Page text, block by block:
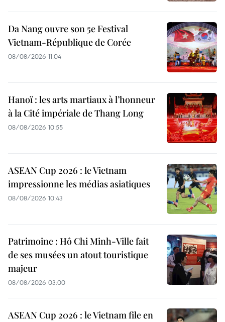
Da Nang ouvre son 5e Festival
Vietnam-République de Corée
08/08/2026 11:04
Hanoï : les arts martiaux à l’honneur
à la Cité impériale de Thang Long
08/08/2026 10:55
ASEAN Cup 2026 : le Vietnam
impressionne les médias asiatiques
08/08/2026 10:43
Patrimoine : Hô Chi Minh-Ville fait
de ses musées un atout touristique
majeur
08/08/2026 03:00
ASEAN Cup 2026 : le Vietnam file en